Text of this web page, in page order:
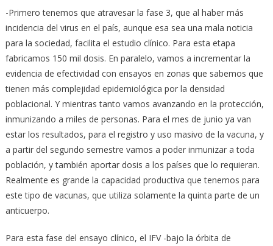
-Primero tenemos que atravesar la fase 3, que al haber más
incidencia del virus en el país, aunque esa sea una mala noticia
para la sociedad, facilita el estudio clínico. Para esta etapa
fabricamos 150 mil dosis. En paralelo, vamos a incrementar la
evidencia de efectividad con ensayos en zonas que sabemos que
tienen más complejidad epidemiológica por la densidad
poblacional. Y mientras tanto vamos avanzando en la protección,
inmunizando a miles de personas. Para el mes de junio ya van
estar los resultados, para el registro y uso masivo de la vacuna, y
a partir del segundo semestre vamos a poder inmunizar a toda
población, y también aportar dosis a los países que lo requieran.
Realmente es grande la capacidad productiva que tenemos para
este tipo de vacunas, que utiliza solamente la quinta parte de un
anticuerpo.
Para esta fase del ensayo clínico, el IFV -bajo la órbita de